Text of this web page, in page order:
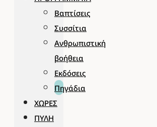
Βαπτίσεις
Συσσίτια
Ανθρωπιστική
βοήθεια
Εκδόσεις
Πηγάδια
ΧΏΡΕΣ
ΠΎΛΗ